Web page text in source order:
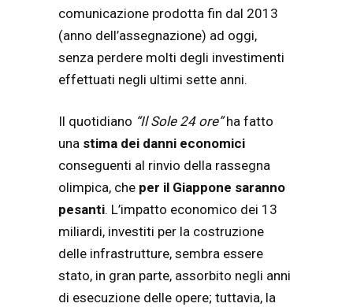
comunicazione prodotta fin dal 2013
(anno dell’assegnazione) ad oggi,
senza perdere molti degli investimenti
effettuati negli ultimi sette anni.
Il quotidiano “Il Sole 24 ore”ha fatto
una stima dei danni economici
conseguenti al rinvio della rassegna
olimpica, che per il Giappone saranno
pesanti. L’impatto economico dei 13
miliardi, investiti per la costruzione
delle infrastrutture, sembra essere
stato, in gran parte, assorbito negli anni
di esecuzione delle opere; tuttavia, la